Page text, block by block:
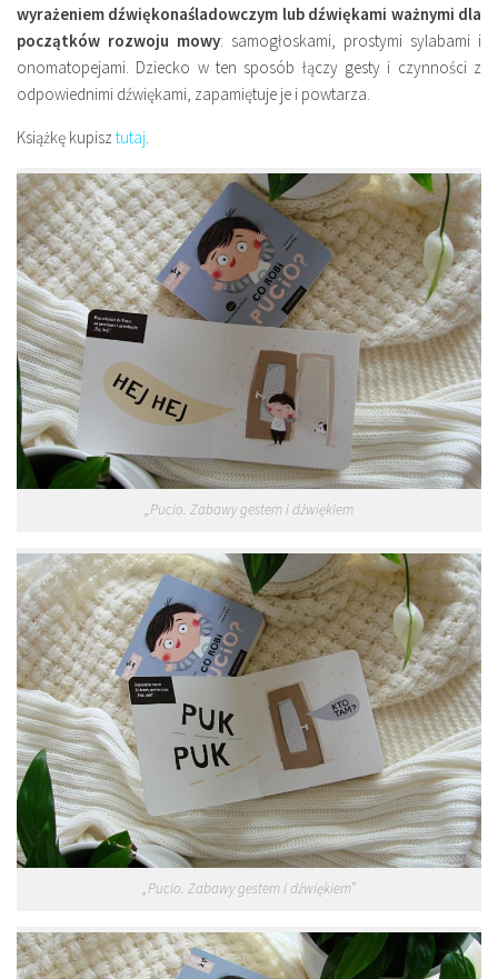
wyrażeniem dźwiękonaśladowczym lub dźwiękami ważnymi dla
początków rozwoju mowy: samogłoskami, prostymi sylabami i
onomatopejami. Dziecko w ten sposób łączy gesty i czynności z
odpowiednimi dźwiękami, zapamiętuje je i powtarza.
Książkę kupisz tutaj
„Pucio. Zabawy gestem i dźwiękiem
„Pucio. Zabawy gestem i dźwiękiem”